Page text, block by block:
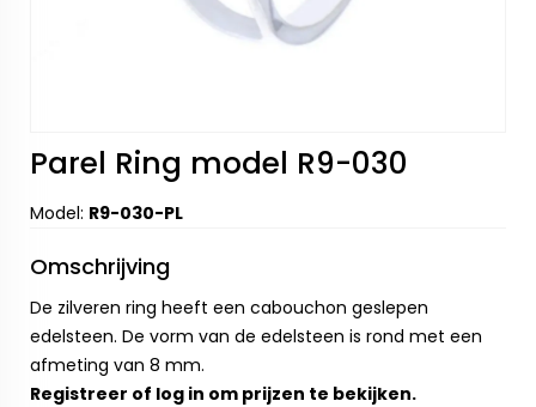
Parel Ring model R9-030
Model: R9-030-PL
Omschrijving
De zilveren ring heeft een cabouchon geslepen
edelsteen. De vorm van de edelsteen is rond met een
afmeting van 8 mm.
Registreer of log in om prijzen te bekijken.